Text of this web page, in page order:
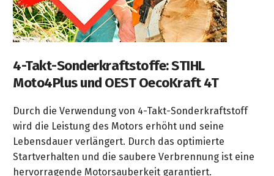
4-Takt-Sonderkraftstoffe: STIHL
Moto4Plus und OEST OecoKraft 4T
Durch die Verwendung von 4-Takt-Sonderkraftstoff
wird die Leistung des Motors erhöht und seine
Lebensdauer verlängert. Durch das optimierte
Startverhalten und die saubere Verbrennung ist eine
hervorragende Motorsauberkeit garantiert.